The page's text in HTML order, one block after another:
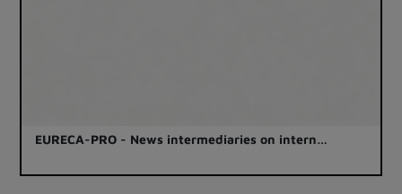
EURECA-PRO - News intermediaries on intern…